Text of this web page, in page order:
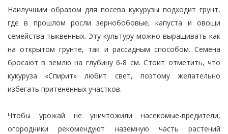
Наилучшим образом для посева кукурузы подходит грунт,
где в прошлом росли зернобобовые, капуста и овощи
семейства тыквенных. Эту культуру можно выращивать как
на открытом грунте, так и рассадным способом. Семена
бросают в землю на глубину 6-8 см. Стоит отметить, что
кукуруза «Спирит» любит свет, поэтому желательно
избегать притененных участков.
Чтобы урожай не уничтожили насекомые-вредители,
огородники рекомендуют наземную часть растений